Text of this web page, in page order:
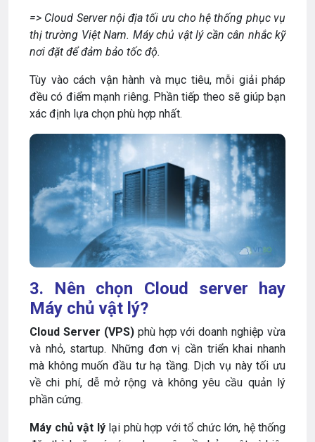
=> Cloud Server nội địa tối ưu cho hệ thống phục vụ
thị trường Việt Nam. Máy chủ vật lý cần cân nhắc kỹ
nơi đặt để đảm bảo tốc độ.
Tùy vào cách vận hành và mục tiêu, mỗi giải pháp
đều có điểm mạnh riêng. Phần tiếp theo sẽ giúp bạn
xác định lựa chọn phù hợp nhất.
3. Nên chọn Cloud server hay
Máy chủ vật lý?
Cloud Server (VPS)phù hợp với doanh nghiệp vừa
và nhỏ, startup. Những đơn vị cần triển khai nhanh
mà không muốn đầu tư hạ tầng. Dịch vụ này tối ưu
về chi phí, dễ mở rộng và không yêu cầu quản lý
phần cứng.
Máy chủ vật lýlại phù hợp với tổ chức lớn, hệ thống